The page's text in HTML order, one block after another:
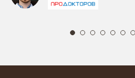
Борисович не просто выписал
что его главная цель —